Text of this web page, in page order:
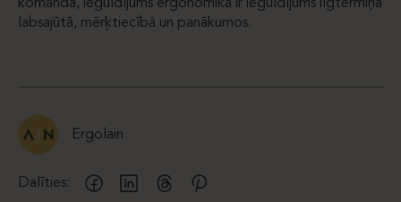
komanda, ieguldījums ergonomikā ir ieguldījums ilgtermiņa
labsajūtā, mērķtiecībā un panākumos.
Ergolain
Dalīties: